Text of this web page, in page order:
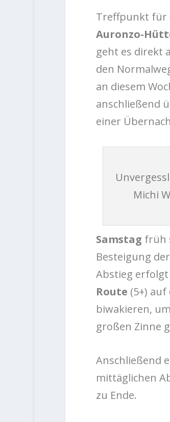
Treffpunkt für
Auronzo-
geht es direkt
den
an diesem
anschließend
einer
Michi
Samstag früh
Besteigung der
Abstieg erfolgt
Route (5+) auf
biwakieren,
großen Zinne
Anschließend
mittäglichen
zu Ende.